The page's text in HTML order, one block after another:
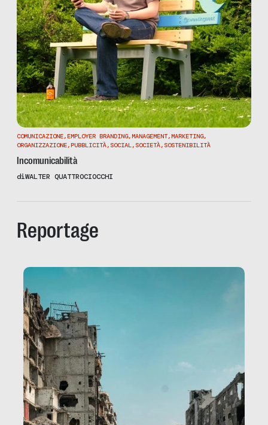
COMUNICAZIONE,EMPLOYER BRANDING,MANAGEMENT,MARKETING,
ORGANIZZAZIONE,PUBBLICITÀ, SOCIAL, SOCIETÀ, SOSTENIBILITÀ
Incomunicabilità
diWALTER QUATTROCIOCCHI
Reportage